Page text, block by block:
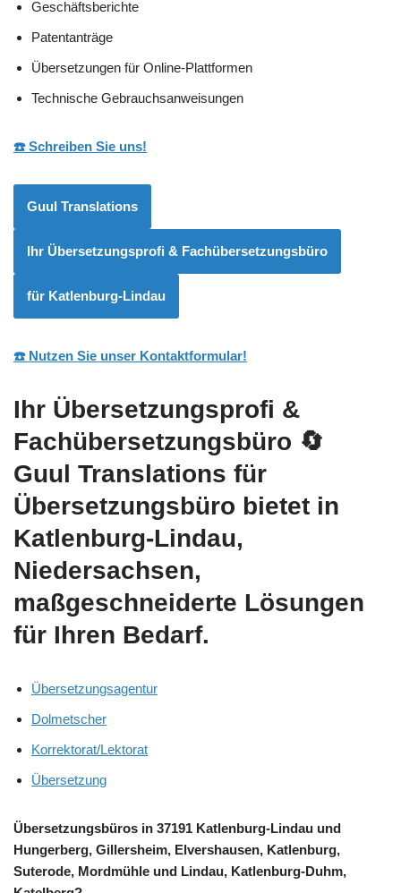
Geschäftsberichte
Patentanträge
Übersetzungen für Online-Plattformen
Technische Gebrauchsanweisungen
☎️ Schreiben Sie uns!
Guul Translations
Ihr Übersetzungsprofi & Fachübersetzungsbüro
für Katlenburg-Lindau
☎️ Nutzen Sie unser Kontaktformular!
Ihr Übersetzungsprofi &
Fachübersetzungsbüro 🔄
Guul Translations für
Übersetzungsbüro bietet in
Katlenburg-Lindau,
Niedersachsen,
maßgeschneiderte Lösungen
für Ihren Bedarf.
Übersetzungsagentur
Dolmetscher
Korrektorat/Lektorat
Übersetzung
Übersetzungsbüros in 37191 Katlenburg-Lindau und
Hungerberg, Gillersheim, Elvershausen, Katlenburg,
Suterode, Mordmühle und Lindau, Katlenburg-Duhm,